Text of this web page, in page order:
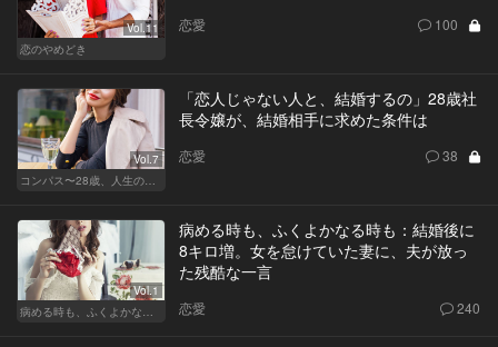
Vol.11
恋のやめどき
恋愛 100
Vol.7
「恋人じゃない人と、結婚するの」28歳社
長令嬢が、結婚相手に求めた条件は
恋愛 38
Vol.1
病める時も、ふくよかなる時も：結婚後に
8キロ増。女を怠けていた妻に、夫が放っ
た残酷な一言
恋愛 240